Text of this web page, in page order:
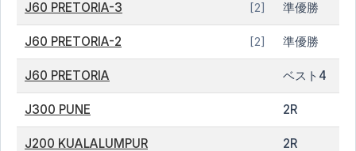
J60 PRETORIA-3 [2] 準優勝
J60 PRETORIA-2 [2] 準優勝
J60 PRETORIA ベスト4
J300 PUNE 2R
J200 KUALALUMPUR 2R